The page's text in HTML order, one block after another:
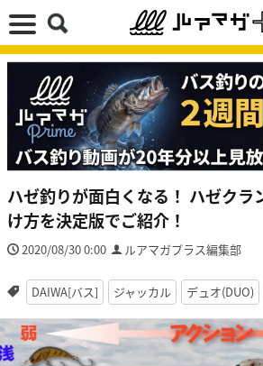
ハゼ釣りが面白くなる！ ハゼクラ
け方を決定版でご紹介！
2020/08/30 0:00 ルアマガプラス編集部
DAIWA[バス] ジャッカル デュオ(DUO)